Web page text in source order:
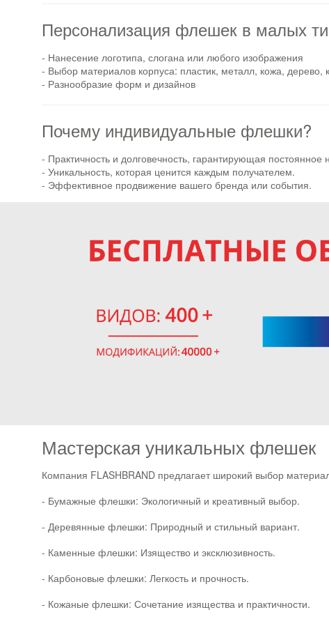
Персонализация флешек в малых
- Нанесение логотипа, слогана или любого изображения
- Выбор материалов корпуса: пластик, металл, кожа,
- Разнообразие форм и дизайнов
Почему индивидуальные флешки?
- Практичность и долговечность, гарантирующая
- Уникальность, которая ценится каждым получателем.
- Эффективное продвижение вашего бренда или события.
Мастерская уникальных флешек
Компания FLASHBRAND предлагает широкий выбор
- Бумажные флешки: Экологичный и креативный выбор.
- Деревянные флешки: Природный и стильный вариант.
- Каменные флешки: Изящество и эксклюзивность.
- Карбоновые флешки: Легкость и прочность.
- Кожаные флешки: Сочетание изящества и практичности.